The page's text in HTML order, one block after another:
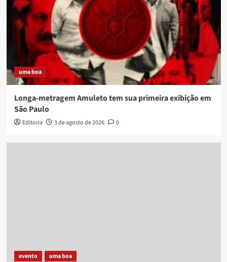
uma boa
Longa-metragem Amuleto tem sua primeira exibição em
São Paulo
Editoria 3 de agosto de 2026 0
evento uma boa